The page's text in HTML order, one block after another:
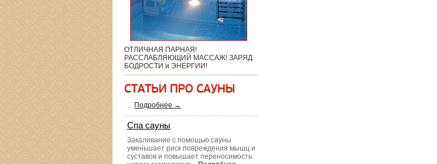
ОТЛИЧНАЯ ПАРНАЯ!
РАССЛАБЛЯЮЩИЙ МАССАЖ! ЗАРЯД
БОДРОСТИ и ЭНЕРГИИ!
... Подробнее →
Спа сауны
Закаливание с помощью сауны
уменьшает риск повреждения мышц и
суставов и повышает переносимость